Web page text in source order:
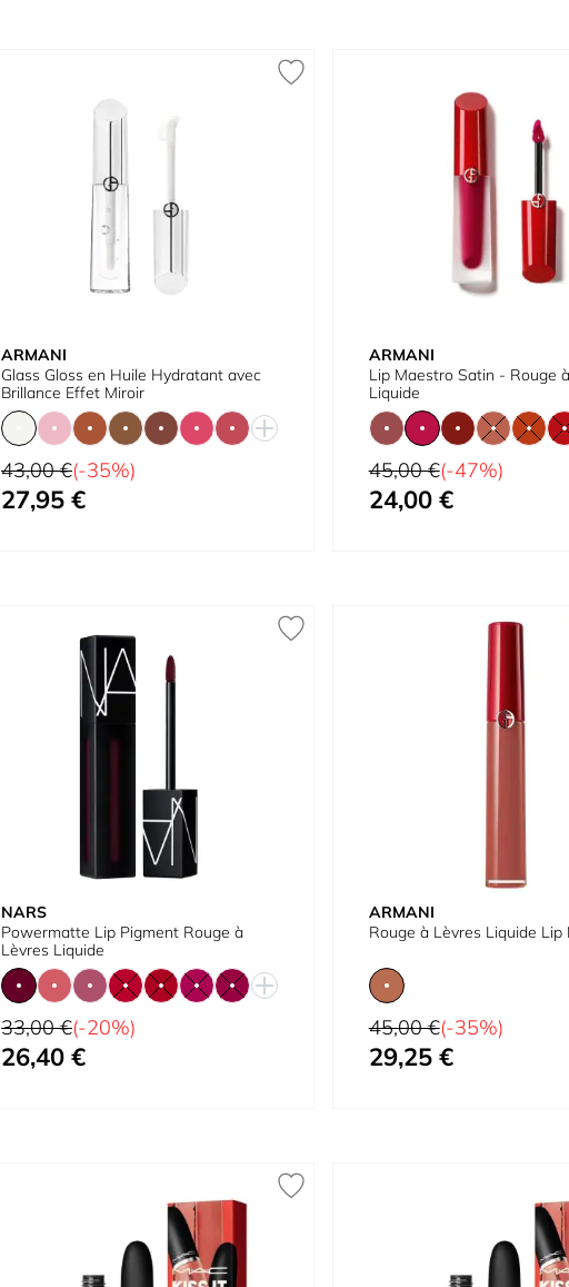
ARMANI
Glass Gloss en Huile Hydratant avec
Brillance Effet Miroir
Prix normal
43,00 €(-35%)
À partir de
27,95 €
ARMANI
Lip Maestro Satin - Rouge
Liquide
Prix normal
45,00 €(-47%)
À partir de
24,00 €
NARS
Powermatte Lip Pigment Rouge à
Lèvres Liquide
Prix normal
33,00 €(-20%)
À partir de
26,40 €
ARMANI
Rouge à Lèvres Liquide Lip
Prix normal
45,00 €(-35%)
À partir de
29,25 €